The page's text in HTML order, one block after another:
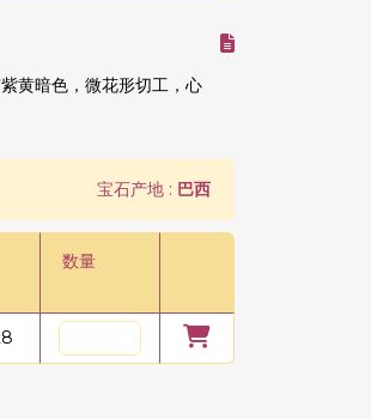
黄暗色，微花形切工，心
宝石产地 : 巴西
数量